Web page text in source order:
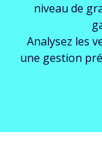
niveau de
Analysez les
une gestion